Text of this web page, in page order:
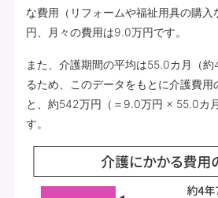
な費用（リフォームや福祉用具の購
円、月々の費用は9.0万円です。
また、介護期間の平均は55.0カ月（
るため、このデータをもとに介護費用
と、約542万円（＝9.0万円 × 55.0カ
す。